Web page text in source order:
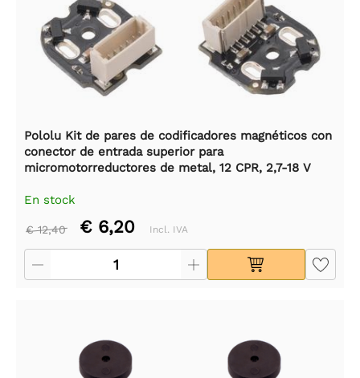
Pololu Kit de pares de codificadores magnéticos con
conector de entrada superior para
micromotorreductores de metal, 12 CPR, 2,7-18 V
En stock
€ 12,40 € 6,20 Incl. IVA